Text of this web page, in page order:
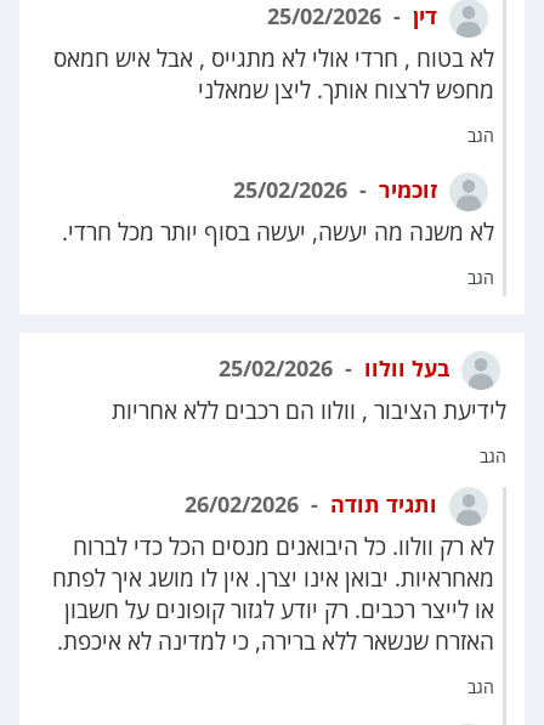
דין
לא בטוח , חרדי אולי לא מתגייס , אבל איש חמאס
מחפש לרצוח אותך. ליצן שמאלני
הגב
זוכמיר
לא משנה מה יעשה, יעשה בסוף יותר מכל חרדי.
הגב
בעל וולוו
לידיעת הציבור , וולוו הם רכבים ללא אחריות
הגב
ותגיד תודה
לא רק וולוו. כל היבואנים מנסים הכל כדי לברוח
מאחראיות. יבואן אינו יצרן. אין לו מושג איך לפתח
או לייצר רכבים. רק יודע לגזור קופונים על חשבון
האזרח שנשאר ללא ברירה, כי למדינה לא איכפת.
הגב